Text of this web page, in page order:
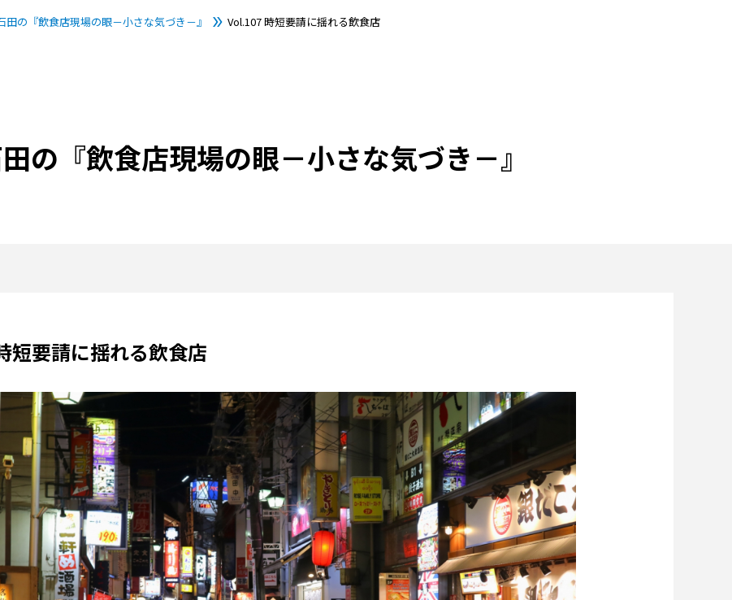
田の『飲食店現場の眼－小さな気づき－』 Vol.107 時短要請に揺れる飲食店
の『飲食店現場の眼－小さな気づき－』
短要請に揺れる飲食店